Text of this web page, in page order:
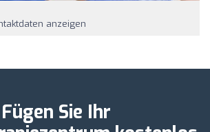
anzeigen
Fügen Sie Ihr